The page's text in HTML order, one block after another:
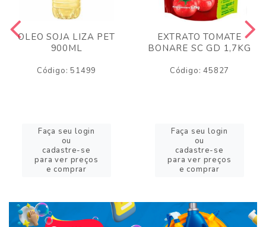
OLEO SOJA LIZA PET
900ML
Código: 51499
Faça seu login
ou
cadastre-se
para ver preços
e comprar
EXTRATO TOMATE
BONARE SC GD 1,7KG
Código: 45827
Faça seu login
ou
cadastre-se
para ver preços
e comprar